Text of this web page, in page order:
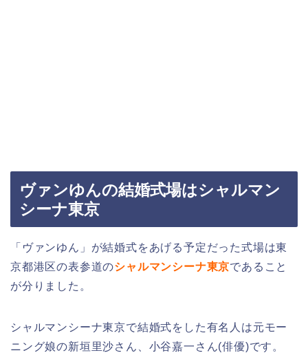
ヴァンゆんの結婚式場はシャルマン
シーナ東京
「ヴァンゆん」が結婚式をあげる予定だった式場は東
京都港区の表参道のシャルマンシーナ東京であること
が分りました。
シャルマンシーナ東京で結婚式をした有名人は元モー
ニング娘の新垣里沙さん、小谷嘉一さん(俳優)です。